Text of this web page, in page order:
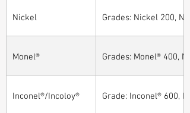
Nickel
Grades: Nickel 200,
Monel® Grades: Monel® 400,
Inconel®/Incoloy® Grade: Inconel® 600,